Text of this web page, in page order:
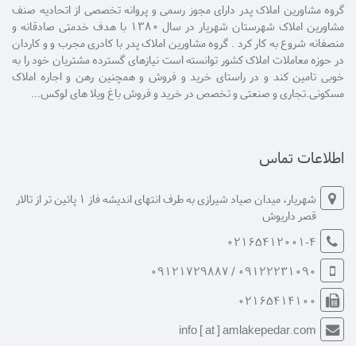
گروه مشاورین املاک پدر دارای مجوز رسمی و پروانه تخصصی از اتحادیه صنف
مشاورین املاک شهرستان شهریار در سال 1380 با هدف خدمتی صادقانه و
منصفانه شروع به کار کرد . گروه مشاورین املاک پدر با کادری مجرب و و کاردان
در حوزه معاملات املاک کشور توانسته است نیازهای گسترده مشتریان خود را به
خوبی تامین کند و در راستای خرید و فروش و همچنین رهن و اجاره املاک
مسکونی.تجاری و صنعتی و تخصص در خرید و فروش باغ ویلا های لوکس...
اطلاعات تماس
شهریار، میدان صیاد شیرازی به طرف انتهای اندیشه فاز 1 پائین تر از تالار
قصر داریوش
02165412001-4
09122231090 / 09121729887
02165414100
info [ at ] amlakepedar.com